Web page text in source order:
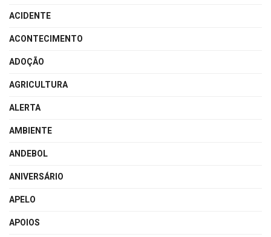
ACIDENTE
ACONTECIMENTO
ADOÇÃO
AGRICULTURA
ALERTA
AMBIENTE
ANDEBOL
ANIVERSÁRIO
APELO
APOIOS